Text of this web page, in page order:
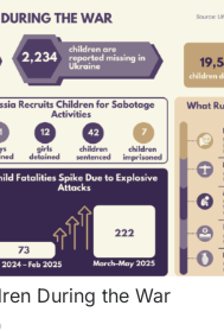
During the War